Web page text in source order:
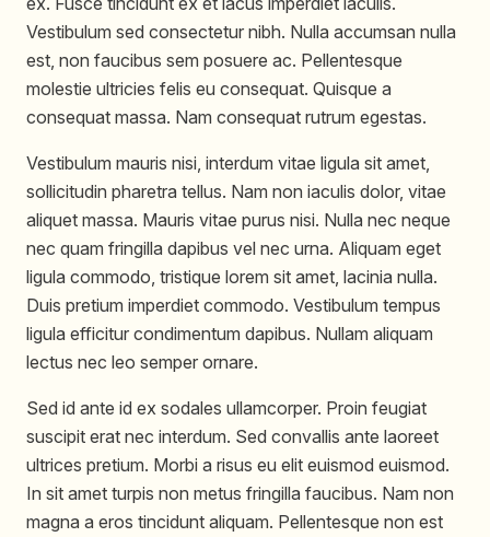
Vestibulum sed consectetur nibh. Nulla accumsan nulla
est, non faucibus sem posuere ac. Pellentesque
molestie ultricies felis eu consequat. Quisque a
consequat massa. Nam consequat rutrum egestas.
Vestibulum mauris nisi, interdum vitae ligula sit amet,
sollicitudin pharetra tellus. Nam non iaculis dolor, vitae
aliquet massa. Mauris vitae purus nisi. Nulla nec neque
nec quam fringilla dapibus vel nec urna. Aliquam eget
ligula commodo, tristique lorem sit amet, lacinia nulla.
Duis pretium imperdiet commodo. Vestibulum tempus
ligula efficitur condimentum dapibus. Nullam aliquam
lectus nec leo semper ornare.
Sed id ante id ex sodales ullamcorper. Proin feugiat
suscipit erat nec interdum. Sed convallis ante laoreet
ultrices pretium. Morbi a risus eu elit euismod euismod.
In sit amet turpis non metus fringilla faucibus. Nam non
magna a eros tincidunt aliquam. Pellentesque non est